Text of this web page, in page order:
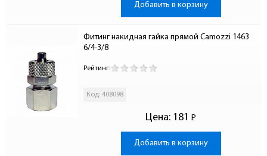
Добавить в корзину
Фитинг накидная гайка прямой Camozzi 1463
6/4-3/8
Рейтинг:
Код: 408098
Цена: 181 Р
-
Добавить в корзину